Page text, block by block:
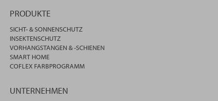
PRODUKTE
SICHT- & SONNENSCHUTZ
INSEKTENSCHUTZ
VORHANGSTANGEN & -SCHIENEN
SMART HOME
COFLEX FARBPROGRAMM
UNTERNEHMEN